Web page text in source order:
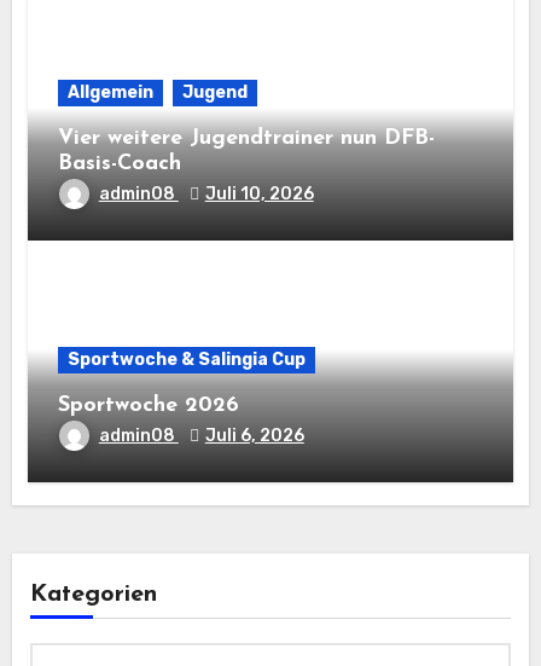
Allgemein Jugend
Vier weitere Jugendtrainer nun DFB-
Basis-Coach
admin08 Juli 10, 2026
Sportwoche & Salingia Cup
Sportwoche 2026
admin08 Juli 6, 2026
Kategorien